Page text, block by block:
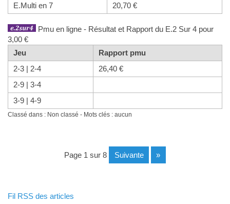
E.Multi en 7
20,70 €
Pmu en ligne - Résultat et Rapport du E.2 Sur 4 pour
3,00 €
Jeu
Rapport pmu
2-3 | 2-4
26,40 €
2-9 | 3-4
3-9 | 4-9
Classé dans : Non classé - Mots clés : aucun
page 1 sur 8 suivante »
Fil RSS des articles